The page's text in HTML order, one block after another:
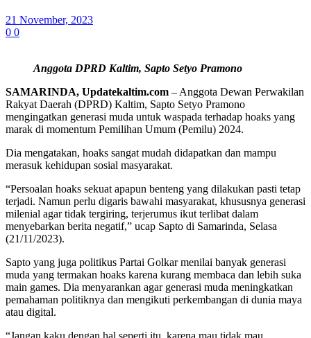
21 November, 2023
0 0
Anggota DPRD Kaltim, Sapto Setyo Pramono
SAMARINDA, Updatekaltim.com – Anggota Dewan Perwakilan
Rakyat Daerah (DPRD) Kaltim, Sapto Setyo Pramono
mengingatkan generasi muda untuk waspada terhadap hoaks yang
marak di momentum Pemilihan Umum (Pemilu) 2024.
Dia mengatakan, hoaks sangat mudah didapatkan dan mampu
merasuk kehidupan sosial masyarakat.
“Persoalan hoaks sekuat apapun benteng yang dilakukan pasti tetap
terjadi. Namun perlu digaris bawahi masyarakat, khususnya generasi
milenial agar tidak tergiring, terjerumus ikut terlibat dalam
menyebarkan berita negatif,” ucap Sapto di Samarinda, Selasa
(21/11/2023).
Sapto yang juga politikus Partai Golkar menilai banyak generasi
muda yang termakan hoaks karena kurang membaca dan lebih suka
main games. Dia menyarankan agar generasi muda meningkatkan
pemahaman politiknya dan mengikuti perkembangan di dunia maya
atau digital.
“Jangan kaku dengan hal seperti itu, karena mau tidak mau